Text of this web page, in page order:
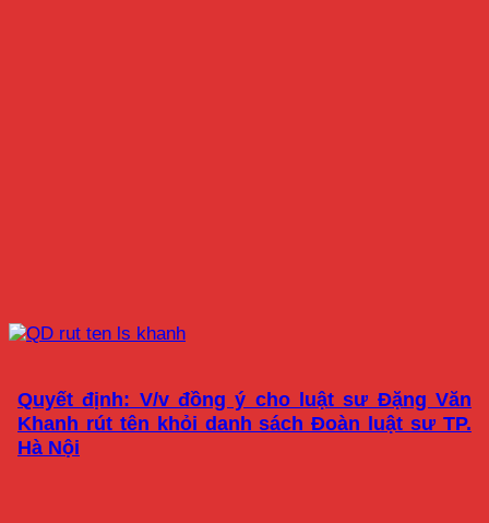
Quyết định: V/v đồng ý cho luật sư Đặng Văn
Khanh rút tên khỏi danh sách Đoàn luật sư TP.
Hà Nội